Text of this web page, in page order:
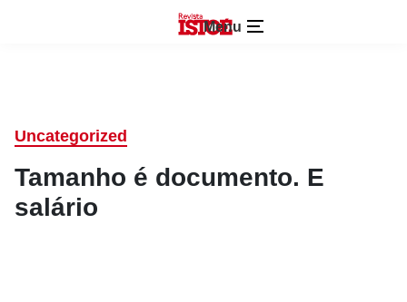
Menu
Uncategorized
Tamanho é documento. E
salário